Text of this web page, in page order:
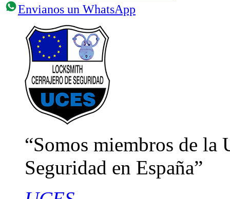
Envianos un WhatsApp
Somos miembros de la
Seguridad en España